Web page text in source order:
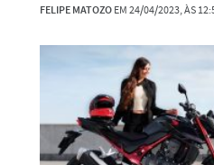
FELIPE MATOZOEM 24/04/2023, ÀS